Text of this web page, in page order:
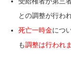
との調整が行わ
死亡一時金につ
も調整は行われ